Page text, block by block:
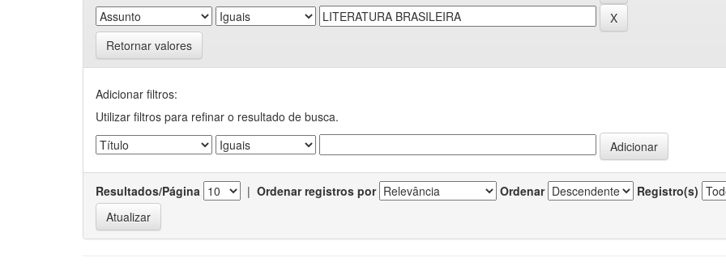
Retornar valores
Adicionar filtros:
Utilizar filtros para refinar o resultado de busca.
Resultados/Página | Ordenar registros por Ordenar Registro(s)